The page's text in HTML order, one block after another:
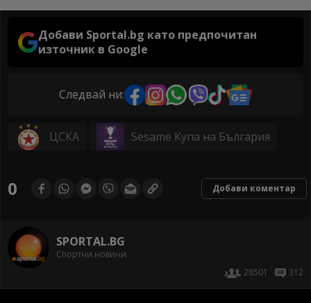
Добави Sportal.bg като предпочитан
източник в Google
Следвай ни:
ЦСКА Sesame Купа на България
0 Добави коментар
SPORTAL.BG
Спортни новини
28501
312